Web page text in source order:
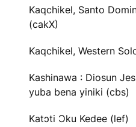
Kaqchikel, Santo
(cakX)
Kaqchikel, Western
Kashinawa : Diosun
yuba bena yiniki (cbs)
Katɔti Ɔku Kedee (lef)